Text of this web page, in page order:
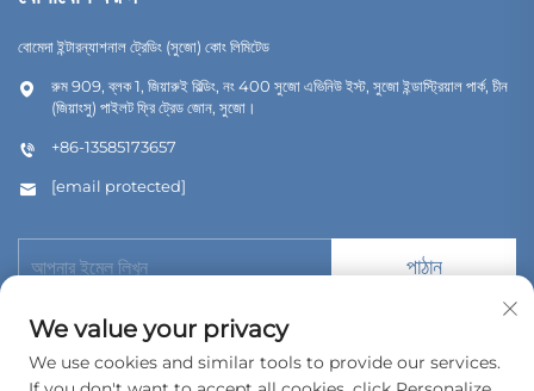
বোমেদা ইন্টারন্যাশনাল ট্রেডিং (সুজো) কোং লিমিটেড
রুম 909, ব্লক 1, জিয়ারুই বিল্ডিং, নং 400 সুজো এভিনিউ ইস্ট, সুজো ইন্ডাস্ট্রিয়াল পার্ক, চীন
(জিয়াংসু) পাইলট ফ্রি ট্রেড জোন, সুজো।
+86-13585173657
[email protected]
পাঠান
We value your privacy
We use cookies and similar tools to provide our services.